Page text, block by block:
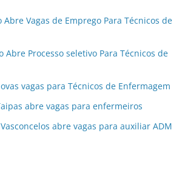
Abre Vagas de Emprego Para Técnicos de
Abre Processo seletivo Para Técnicos de
vagas para Técnicos de Enfermagem
abre vagas para enfermeiros
abre vagas para auxiliar ADM